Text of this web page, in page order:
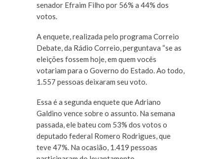
senador Efraim Filho por 56% a 44% dos
votos.
A enquete, realizada pelo programa Correio
Debate, da Rádio Correio, perguntava “se as
eleições fossem hoje, em quem vocês
votariam para o Governo do Estado. Ao todo,
1.557 pessoas deixaram seu voto.
Essa é a segunda enquete que Adriano
Galdino vence sobre o assunto. Na semana
passada, ele bateu com 53% dos votos o
deputado federal Romero Rodrigues, que
teve 47%. Na ocasião, 1.419 pessoas